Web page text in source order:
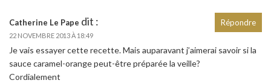
Catherine Le Pape dit :
22 NOVEMBRE 2013 À 18:49
Je vais essayer cette recette. Mais auparavant j’aimerai savoir si la
sauce caramel-orange peut-être préparée la veille?
Cordialement
Répondre